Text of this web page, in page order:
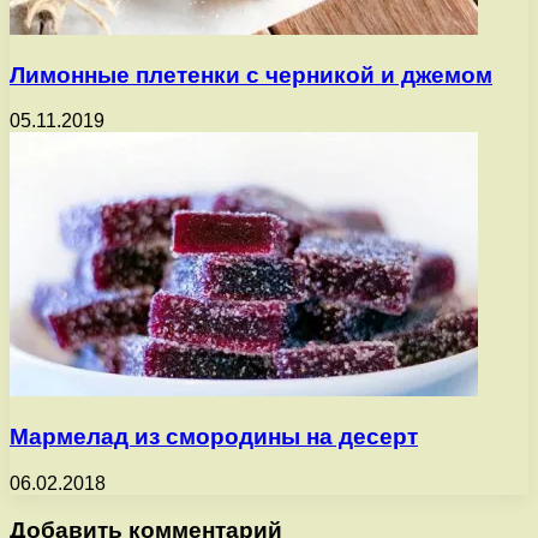
Лимонные плетенки с черникой и джемом
05.11.2019
Мармелад из смородины на десерт
06.02.2018
Добавить комментарий